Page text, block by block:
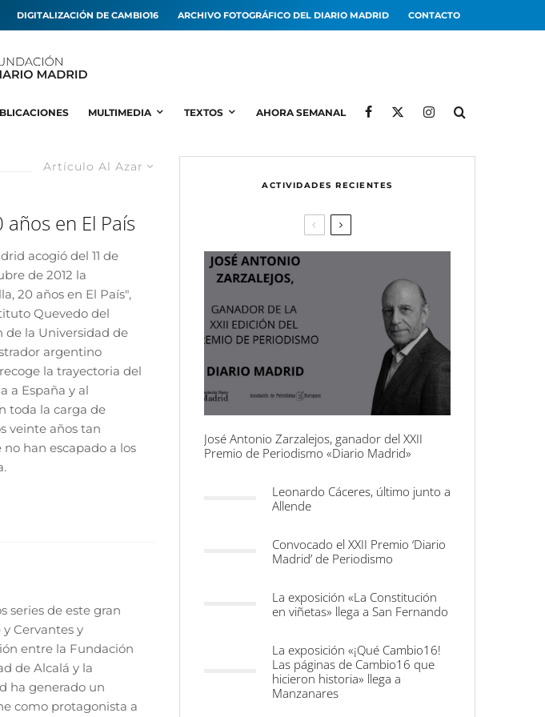
DIGITALIZACIÓN DE CAMBIO16 ARCHIVO FOTOGRÁFICO DEL DIARIO MADRID CONTACTO
MULTIMEDIA TEXTOS AHORA SEMANAL
Artículo Al Azar
en El País
acogió del 11 de
de 2012 la
20 años en El País",
Quevedo del
de la Universidad de
argentino
la trayectoria del
a España y al
toda la carga de
veinte años tan
han escapado a los
series de este gran
Cervantes y
entre la Fundación
de Alcalá y la
ha generado un
como protagonista a
ACTIVIDADES RECIENTES
José Antonio Zarzalejos, ganador del XXII
Premio de Periodismo «Diario Madrid»
Leonardo Cáceres, último junto a
Allende
Convocado el XXII Premio ‘Diario
Madrid’ de Periodismo
La exposición «La Constitución
en viñetas» llega a San Fernando
La exposición «¡Qué Cambio16!
Las páginas de Cambio16 que
hicieron historia» llega a
Manzanares